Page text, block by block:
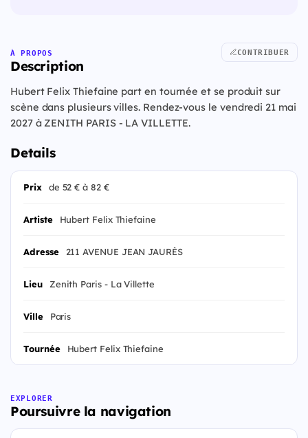
À PROPOS
Description
CONTRIBUER
Hubert Felix Thiefaine part en tournée et se produit sur
scène dans plusieurs villes. Rendez-vous le vendredi 21 mai
2027 à ZENITH PARIS - LA VILLETTE.
Details
Prix de 52 € à 82 €
Artiste Hubert Felix Thiefaine
Adresse 211 AVENUE JEAN JAURÈS
Lieu Zenith Paris - La Villette
Ville Paris
Tournée Hubert Felix Thiefaine
EXPLORER
Poursuivre la navigation